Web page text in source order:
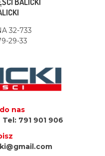
32-733
29-33
nas
Tel: 791 901 906